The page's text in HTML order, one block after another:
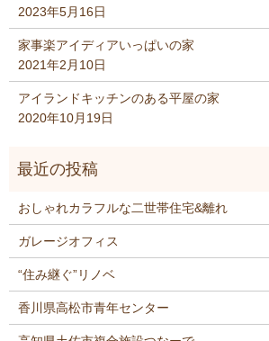
2023年5月16日
家事楽アイディアいっぱいの家
2021年2月10日
アイランドキッチンのある平屋の家
2020年10月19日
おしゃれカラフルな二世帯住宅&離れ
ガレージオフィス
“住み継ぐ”リノベ
香川県高松市青年センター